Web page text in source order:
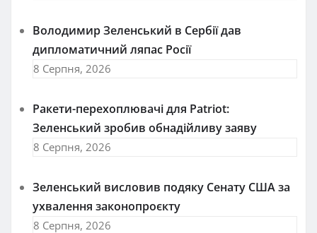
Володимир Зеленський в Сербії дав
дипломатичний ляпас Росії
8 Серпня, 2026
Ракети-перехоплювачі для Patriot:
Зеленський зробив обнадійливу заяву
8 Серпня, 2026
Зеленський висловив подяку Сенату США за
ухвалення законопроєкту
8 Серпня, 2026